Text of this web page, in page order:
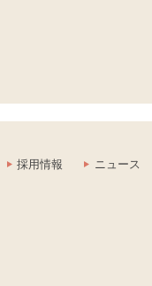
採用情報 ニュース